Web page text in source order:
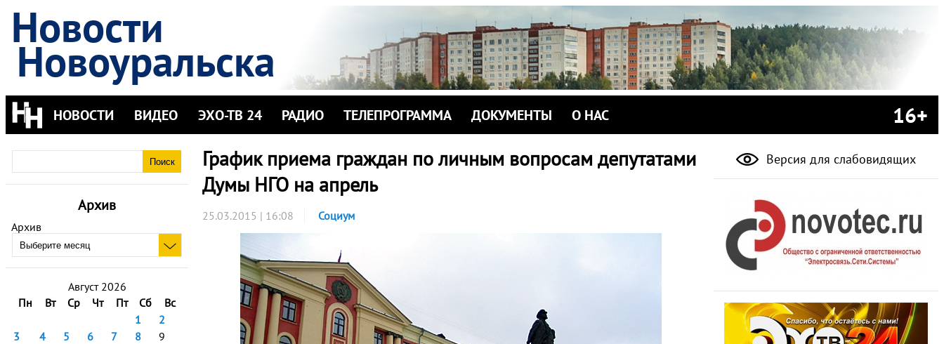
Новости
Новоуральска
НОВОСТИ ВИДЕО ЭХО-ТВ 24 РАДИО ТЕЛЕПРОГРАММА ДОКУМЕНТЫ О НАС 16+
Архив
Архив
Август 2026
Пн
Вт Ср Чт Пт Сб
Вс
1
2
3
4 5 6 7 8
9
График приема граждан по личным вопросам депутатами
Думы НГО на апрель
25.03.2015 | 16:08 Социум
Версия для слабовидящих